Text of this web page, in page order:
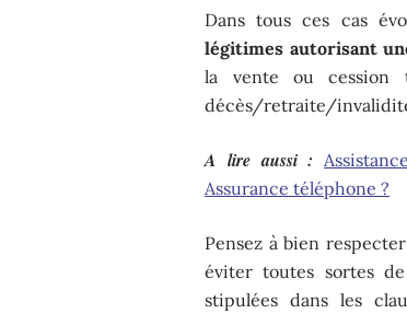
Dans tous ces cas
légitimes autorisant
la vente ou cession
décès/retraite/
A lire aussi :
Assurance téléphone ?
Pensez à bien
éviter toutes sortes
stipulées dans les